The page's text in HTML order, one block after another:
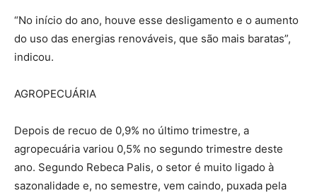
“No início do ano, houve esse desligamento e o aumento
do uso das energias renováveis, que são mais baratas”,
indicou.
AGROPECUÁRIA
Depois de recuo de 0,9% no último trimestre, a
agropecuária variou 0,5% no segundo trimestre deste
ano. Segundo Rebeca Palis, o setor é muito ligado à
sazonalidade e, no semestre, vem caindo, puxada pela